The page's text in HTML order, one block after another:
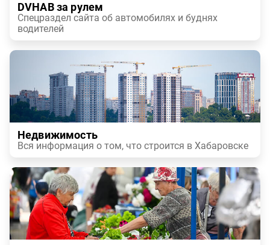
DVHAB за рулем
Спецраздел сайта об автомобилях и буднях
водителей
Недвижимость
Вся информация о том, что строится в Хабаровске